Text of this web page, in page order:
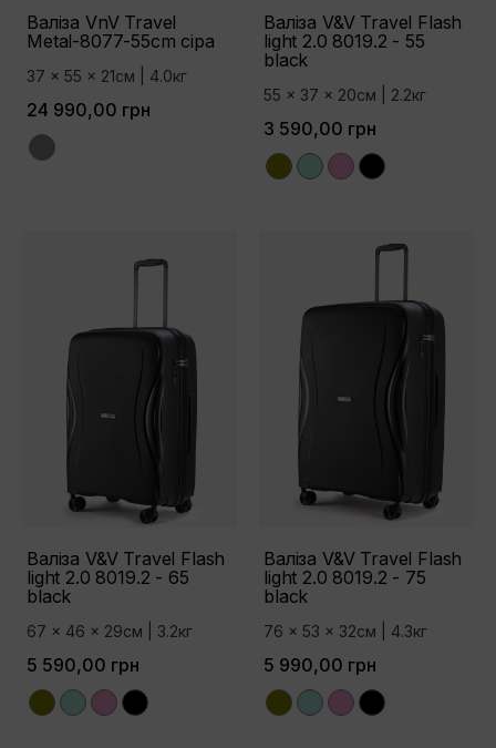
Валіза VnV Travel
Metal-8077-55cm сіра
37 x 55 x 21см | 4.0кг
24 990,00 грн
Grey
Валіза V&V Travel Flash
light 2.0 8019.2 - 55
black
55 x 37 x 20см | 2.2кг
3 590,00 грн
OliveTiffanyPinkBlack
Валіза V&V Travel Flash
light 2.0 8019.2 - 65
black
67 x 46 x 29см | 3.2кг
5 590,00 грн
OliveTiffanyPinkBlack
Валіза V&V Travel Flash
light 2.0 8019.2 - 75
black
76 x 53 x 32см | 4.3кг
5 990,00 грн
OliveTiffanyPinkBlack